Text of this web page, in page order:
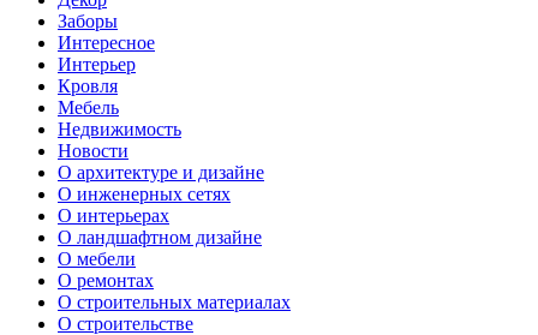
Заборы
Интересное
Интерьер
Кровля
Мебель
Недвижимость
Новости
О архитектуре и дизайне
О инженерных сетях
О интерьерах
О ландшафтном дизайне
О мебели
О ремонтах
О строительных материалах
О строительстве